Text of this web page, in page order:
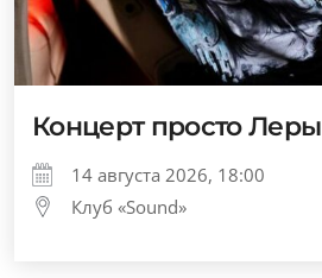
Концерт просто Леры
14 августа 2026, 18:00
Клуб «Sound»